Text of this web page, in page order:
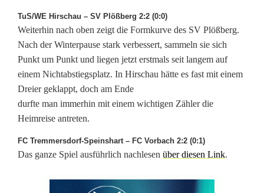
o
r
M
e
i
s
t
TuS/WE Hirschau – SV Plößberg 2:2 (0:0)
Weiterhin nach oben zeigt die Formkurve des SV Plößberg.
Nach der Winterpause stark verbessert, sammeln sie sich
Punkt um Punkt und liegen jetzt erstmals seit langem auf
einem Nichtabstiegsplatz. In Hirschau hätte es fast mit einem
Dreier geklappt, doch am Ende
durfte man immerhin mit einem wichtigen Zähler die
Heimreise antreten.
FC Tremmersdorf-Speinshart – FC Vorbach 2:2 (0:1)
Das ganze Spiel ausführlich nachlesen über diesen Link.